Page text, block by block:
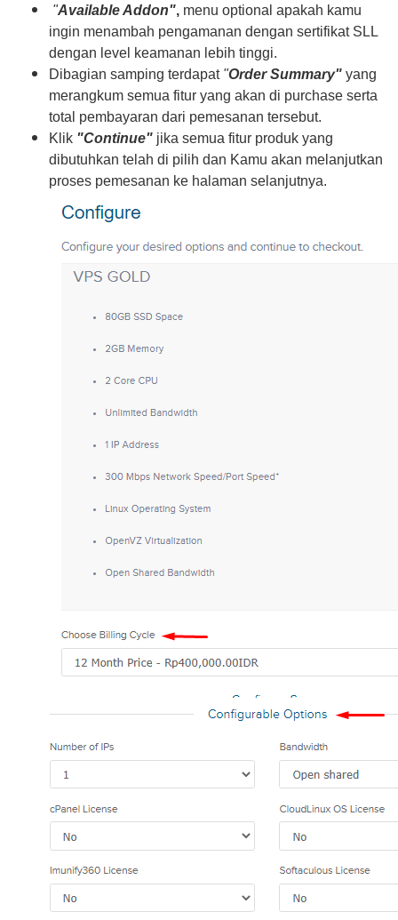
"Available Addon", menu optional apakah kamu
ingin menambah pengamanan dengan sertifikat SLL
dengan level keamanan lebih tinggi.
Dibagian samping terdapat"Order Summary" yang
merangkum semua fitur yang akan di purchase serta
total pembayaran dari pemesanan tersebut.
Klik "Continue" jika semua fitur produk yang
dibutuhkan telah di pilih dan Kamu akan melanjutkan
proses pemesanan ke halaman selanjutnya.